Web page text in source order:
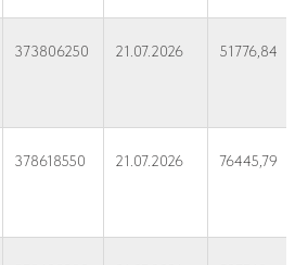
373806250 21.07.2026 51776,84
378618550 21.07.2026 76445,79